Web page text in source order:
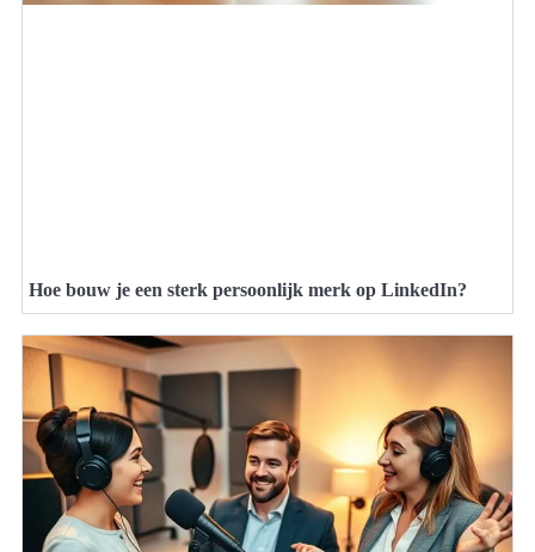
Hoe bouw je een sterk persoonlijk merk op LinkedIn?